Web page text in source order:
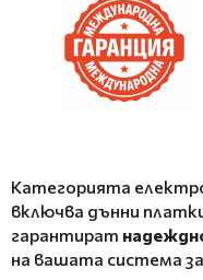
Категорията
включва дънни
гарантират
на вашата система